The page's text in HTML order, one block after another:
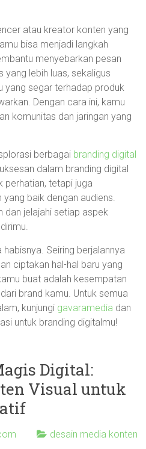
atau kreator konten yang
bisa menjadi langkah
menyebarkan pesan
yang lebih luas, sekaligus
yang segar terhadap produk
Dengan cara ini, kamu
komunitas dan jaringan yang
berbagai branding digital
dalam branding digital
perhatian, tetapi juga
baik dengan audiens.
dan jelajahi setiap aspek
Seiring berjalannya
ciptakan hal-hal baru yang
buat adalah kesempatan
brand kamu. Untuk semua
kunjungi gavaramedia dan
untuk branding digitalmu!
Digital:
Visual untuk
desain media konten